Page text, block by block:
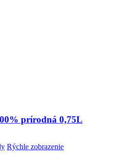
prírodná 0,75L
Rýchle zobrazenie